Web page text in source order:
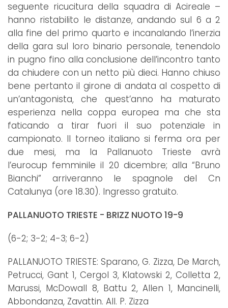
seguente ricucitura della squadra di Acireale –
hanno ristabilito le distanze, andando sul 6 a 2
alla fine del primo quarto e incanalando l’inerzia
della gara sul loro binario personale, tenendolo
in pugno fino alla conclusione dell’incontro tanto
da chiudere con un netto più dieci. Hanno chiuso
bene pertanto il girone di andata al cospetto di
un’antagonista, che quest’anno ha maturato
esperienza nella coppa europea ma che sta
faticando a tirar fuori il suo potenziale in
campionato. Il torneo italiano si ferma ora per
due mesi, ma la Pallanuoto Trieste avrà
l’eurocup femminile il 20 dicembre; alla “Bruno
Bianchi” arriveranno le spagnole del Cn
Catalunya (ore 18.30). Ingresso gratuito.
PALLANUOTO TRIESTE - BRIZZ NUOTO 19-9
(6-2; 3-2; 4-3; 6-2)
PALLANUOTO TRIESTE: Sparano, G. Zizza, De March,
Petrucci, Gant 1, Cergol 3, Klatowski 2, Colletta 2,
Marussi, McDowall 8, Battu 2, Allen 1, Mancinelli,
Abbondanza, Zavattin. All. P. Zizza